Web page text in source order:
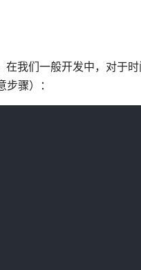
我们一般开发中，对于
骤）：